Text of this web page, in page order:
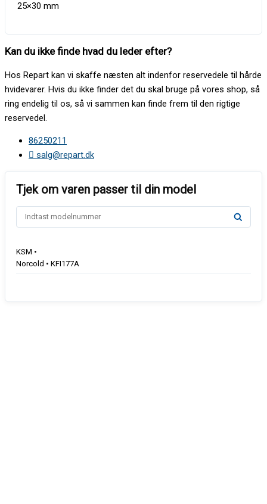
25×30 mm
Kan du ikke finde hvad du leder efter?
Hos Repart kan vi skaffe næsten alt indenfor reservedele til hårde
hvidevarer. Hvis du ikke finder det du skal bruge på vores shop, så
ring endelig til os, så vi sammen kan finde frem til den rigtige
reservedel.
86250211
salg@repart.dk
KSM •
Norcold • KFI177A